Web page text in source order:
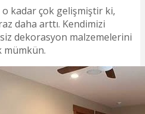
o kadar çok gelişmiştir ki,
daha arttı. Kendimizi
dekorasyon malzemelerini
mümkün.